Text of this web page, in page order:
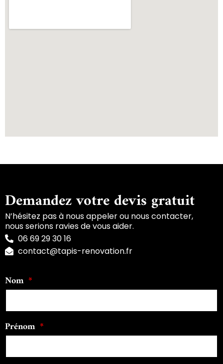
Demandez votre devis gratuit
N’hésitez pas à nous appeler ou nous contacter,
nous serions ravies de vous aider.
06 69 29 30 16
contact@tapis-renovation.fr
Nom
Prénom